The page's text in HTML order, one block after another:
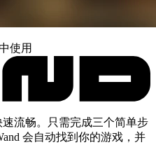
使用
速流畅。只需完成三个简单步
会自动找到你的游戏，并